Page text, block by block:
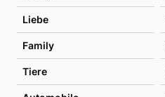
Liebe
Family
Tiere